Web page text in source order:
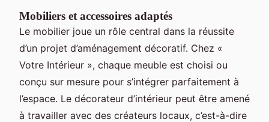
Mobiliers et accessoires adaptés
Le mobilier joue un rôle central dans la réussite
d’un projet d’aménagement décoratif. Chez «
Votre Intérieur », chaque meuble est choisi ou
conçu sur mesure pour s’intégrer parfaitement à
l’espace. Le décorateur d’intérieur peut être amené
à travailler avec des créateurs locaux, c’est-à-dire